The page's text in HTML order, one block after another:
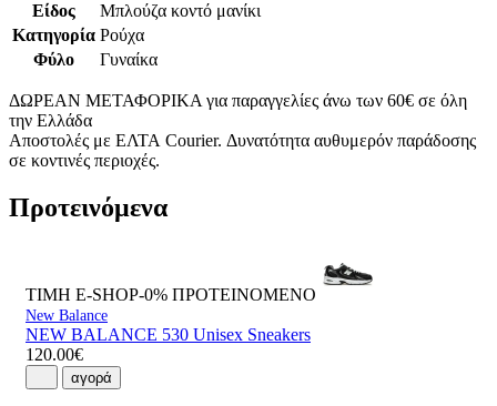
Είδος
Μπλούζα κοντό μανίκι
Κατηγορία Ρούχα
Φύλο
Γυναίκα
ΔΩΡΕΑΝ ΜΕΤΑΦΟΡΙΚΑ για παραγγελίες άνω των 60€ σε όλη
την Ελλάδα
Αποστολές με ΕΛΤΑ Courier. Δυνατότητα αυθυμερόν παράδοσης
σε κοντινές περιοχές.
Προτεινόμενα
ΤΙΜΗ E-SHOP-0% ΠΡΟΤΕΙΝΟΜΕΝΟ
New Balance
NEW BALANCE 530 Unisex Sneakers
120.00€
αγορά